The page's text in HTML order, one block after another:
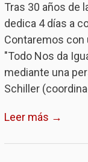
Tras 30 años de
dedica 4 días a
Contaremos con
"Todo Nos da
mediante una
Schiller
Leer más →